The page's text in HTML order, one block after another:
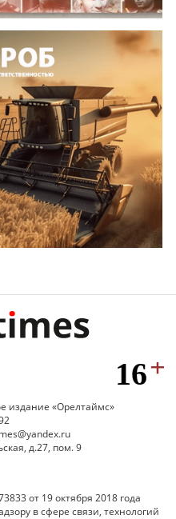
издание «Орелтаймс»
д.27, пом. 9
от 19 октября 2018 года
в сфере связи, технологий